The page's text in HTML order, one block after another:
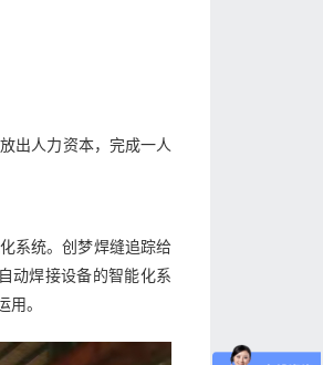
出人力资本，完成一人
系统。创梦焊缝追踪给
动焊接设备的智能化系
用。